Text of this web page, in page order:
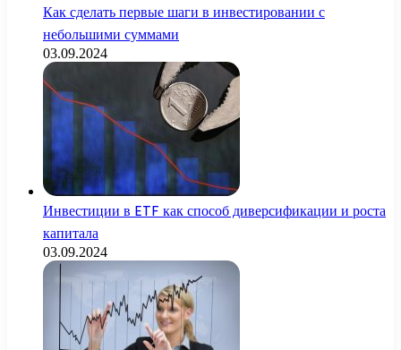
Как сделать первые шаги в инвестировании с
небольшими суммами
03.09.2024
Инвестиции в ETF как способ диверсификации и роста
капитала
03.09.2024